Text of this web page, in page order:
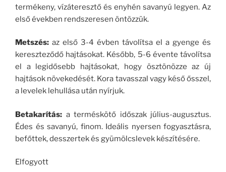
termékeny, vízáteresztő és enyhén savanyú legyen. Az
első években rendszeresen öntözzük.
Metszés: az első 3-4 évben távolítsa el a gyenge és
kereszteződő hajtásokat. Később, 5-6 évente távolítsa
el a legidősebb hajtásokat, hogy ösztönözze az új
hajtások növekedését. Kora tavasszal vagy késő ősszel,
a levelek lehullása után nyírjuk.
Betakarítás: a terméskötő időszak július-augusztus.
Édes és savanyú, finom. Ideális nyersen fogyasztásra,
befőttek, desszertek és gyümölcslevek készítésére.
Elfogyott